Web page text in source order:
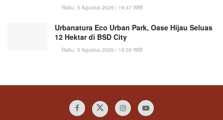
Rabu, 5 Agustus 2026 / 19:47 WIB
Urbanatura Eco Urban Park, Oase Hijau Seluas
12 Hektar di BSD City
Rabu, 5 Agustus 2026 / 19:30 WIB